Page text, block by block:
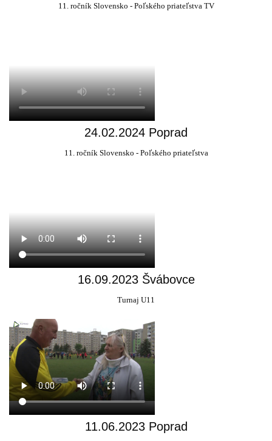
11. ročník Slovensko - Poľského priateľstva TV
24.02.2024 Poprad
11. ročník Slovensko - Poľského priateľstva
16.09.2023 Švábovce
Turnaj U11
11.06.2023 Poprad